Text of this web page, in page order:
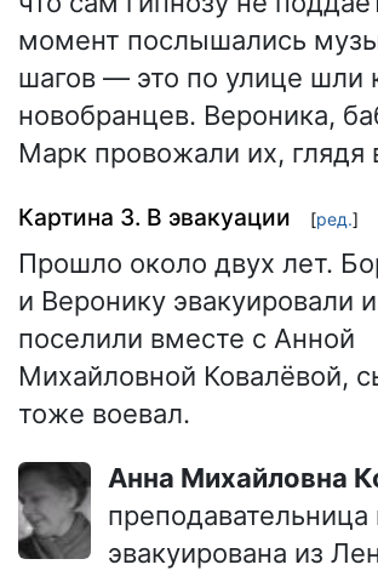
момент послышались
шагов — это по улице шли
новобранцев. Вероника,
Марк провожали их, глядя
Картина 3. В эвакуации [ред.]
Прошло около двух лет.
и Веронику эвакуировали
поселили вместе с Анной
Михайловной Ковалёвой,
тоже воевал.
Анна Михайловна
преподавательница
эвакуирована из